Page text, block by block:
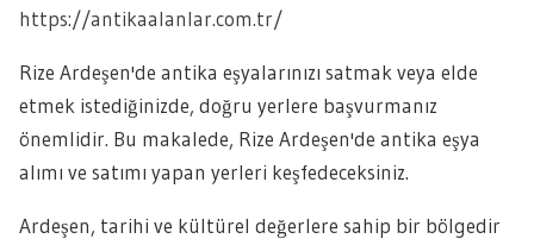
https://antikaalanlar.com.tr/
Rize Ardeşen'de antika eşyalarınızı satmak veya elde
etmek istediğinizde, doğru yerlere başvurmanız
önemlidir. Bu makalede, Rize Ardeşen'de antika eşya
alımı ve satımı yapan yerleri keşfedeceksiniz.
Ardeşen, tarihi ve kültürel değerlere sahip bir bölgedir